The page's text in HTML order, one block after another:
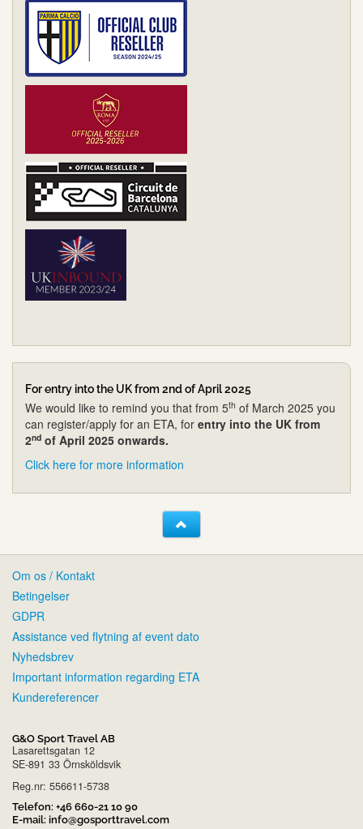
For entry into the UK from 2nd of April 2025
We would like to remind you that from 5th of March 2025 you
can register/apply for an ETA, for entry into the UK from
2nd of April 2025 onwards.
Click here for more information
Om os / Kontakt
Betingelser
GDPR
Assistance ved flytning af event dato
Nyhedsbrev
Important information regarding ETA
Kundereferencer
G&O Sport Travel AB
Lasarettsgatan 12
SE-891 33 Örnsköldsvik
Reg.nr: 556611-5738
Telefon: +46 660-21 10 90
E-mail: info@gosporttravel.com